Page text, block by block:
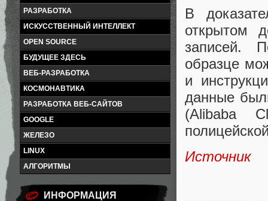
РАЗРАБОТКА
ИСКУССТВЕННЫЙ ИНТЕЛЛЕКТ
OPEN SOURCE
БУДУЩЕЕ ЗДЕСЬ
ВЕБ-РАЗРАБОТКА
КОСМОНАВТИКА
РАЗРАБОТКА ВЕБ-САЙТОВ
GOOGLE
ЖЕЛЕЗО
LINUX
АЛГОРИТМЫ
ИНФОРМАЦИЯ
В
открытом
записей.
образце
и
данные
(Alibaba
Источник